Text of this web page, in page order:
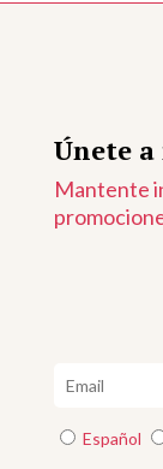
Únete
Mantente
Español